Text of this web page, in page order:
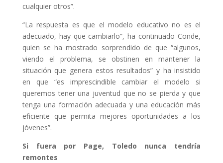
cualquier otros”.
“La respuesta es que el modelo educativo no es el
adecuado, hay que cambiarlo”, ha continuado Conde,
quien se ha mostrado sorprendido de que “algunos,
viendo el problema, se obstinen en mantener la
situación que genera estos resultados” y ha insistido
en que “es imprescindible cambiar el modelo si
queremos tener una juventud que no se pierda y que
tenga una formación adecuada y una educación más
eficiente que permita mejores oportunidades a los
jóvenes”.
Si fuera por Page, Toledo nunca tendría
remontes